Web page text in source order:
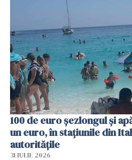
100 de euro șezlongul și
un euro, în stațiunile din
autoritățile
31 IULIE 2026